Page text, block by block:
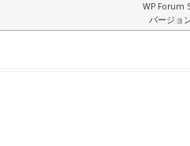
WP Forum
バージョ